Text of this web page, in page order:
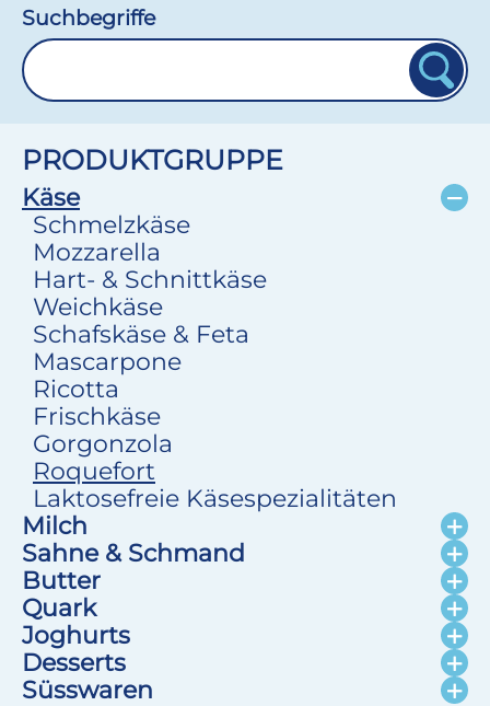
Suchbegriffe
PRODUKTGRUPPE
Käse
Schmelzkäse
Mozzarella
Hart- & Schnittkäse
Weichkäse
Schafskäse & Feta
Mascarpone
Ricotta
Frischkäse
Gorgonzola
Roquefort
Laktosefreie Käsespezialitäten
Milch
Sahne & Schmand
Butter
Quark
Joghurts
Desserts
Süsswaren